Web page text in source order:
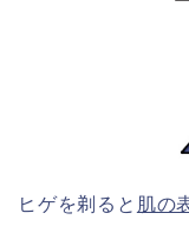
ヒゲを剃ると 肌の